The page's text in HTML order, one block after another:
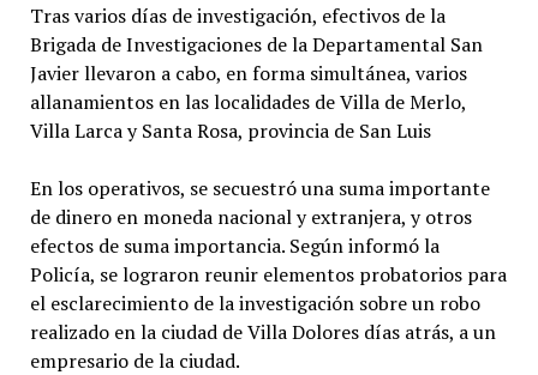
Tras varios días de investigación, efectivos de la
Brigada de Investigaciones de la Departamental San
Javier llevaron a cabo, en forma simultánea, varios
allanamientos en las localidades de Villa de Merlo,
Villa Larca y Santa Rosa, provincia de San Luis
En los operativos, se secuestró una suma importante
de dinero en moneda nacional y extranjera, y otros
efectos de suma importancia. Según informó la
Policía, se lograron reunir elementos probatorios para
el esclarecimiento de la investigación sobre un robo
realizado en la ciudad de Villa Dolores días atrás, a un
empresario de la ciudad.